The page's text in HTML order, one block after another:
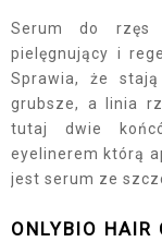
Serum do
pielęgnujący i
Sprawia, że
grubsze, a linia
tutaj dwie
eyelinerem którą
jest serum ze
ONLYBIO HAIR